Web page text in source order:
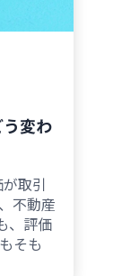
変わ
取引
不動産
、評価
そも